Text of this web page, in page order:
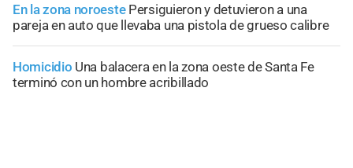
En la zona noroeste Persiguieron y detuvieron a una
pareja en auto que llevaba una pistola de grueso calibre
Homicidio Una balacera en la zona oeste de Santa Fe
terminó con un hombre acribillado